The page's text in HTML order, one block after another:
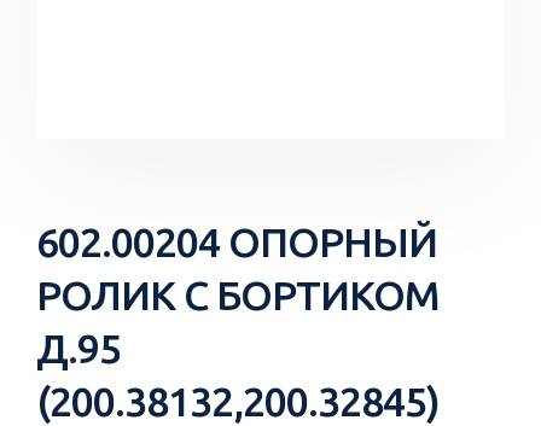
602.00204 ОПОРНЫЙ
РОЛИК С БОРТИКОМ
Д.95
(200.38132,200.32845)